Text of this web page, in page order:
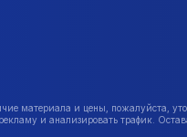
материала и цены, пожалуйста,
и анализировать трафик.